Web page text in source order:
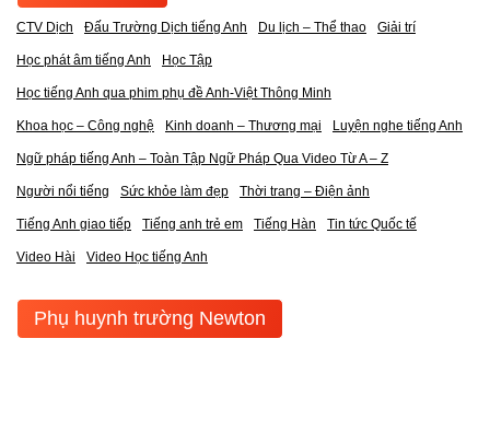
CTV Dịch Đấu Trường Dịch tiếng Anh Du lịch – Thể thao Giải trí
Học phát âm tiếng Anh Học Tập
Học tiếng Anh qua phim phụ đề Anh-Việt Thông Minh
Khoa học – Công nghệ Kinh doanh – Thương mại Luyện nghe tiếng Anh
Ngữ pháp tiếng Anh – Toàn Tập Ngữ Pháp Qua Video Từ A – Z
Người nổi tiếng Sức khỏe làm đẹp Thời trang – Điện ảnh
Tiếng Anh giao tiếp Tiếng anh trẻ em Tiếng Hàn Tin tức Quốc tế
Video Hài Video Học tiếng Anh
Phụ huynh trường Newton